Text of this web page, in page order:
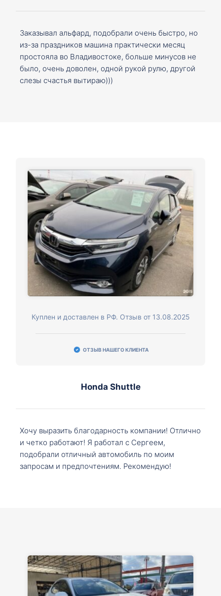
Заказывал альфард, подобрали очень быстро, но
из-за праздников машина практически месяц
простояла во Владивостоке, больше минусов не
было, очень доволен, одной рукой рулю, другой
слезы счастья вытираю)))
Куплен и доставлен в РФ. Отзыв от 13.08.2025
ОТЗЫВ НАШЕГО КЛИЕНТА
Honda Shuttle
Хочу выразить благодарность компании! Отлично
и четко работают! Я работал с Сергеем,
подобрали отличный автомобиль по моим
запросам и предпочтениям. Рекомендую!